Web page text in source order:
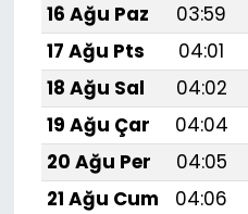
16 Ağu Paz
03:59
17 Ağu Pts
04:01
18 Ağu Sal
04:02
19 Ağu Çar
04:04
20 Ağu Per
04:05
21 Ağu Cum
04:06